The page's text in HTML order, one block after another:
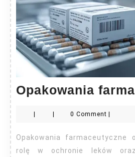
Opakowania
| | 0 Comment |
Opakowania farmaceutyczne odgrywają kluczową
rolę w ochronie leków